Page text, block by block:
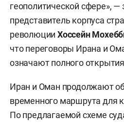
геополитической сфере», —
представитель корпуса
революцииХоссейн
что переговоры Ирана и
означают полного
Иран и Оман продолжают
временного маршрута для
По предлагаемой схеме